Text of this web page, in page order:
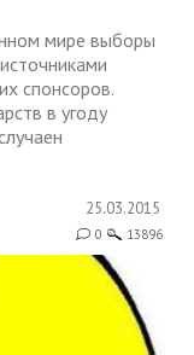
мире выборы
спонсоров.
в угоду
25.03.2015
0 13896